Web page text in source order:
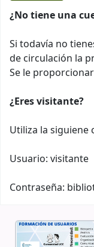
¿No tiene una
Si todavía no
de circulación la
Se le
¿Eres visitante?
Utiliza la siguiene
Usuario: visitante
Contraseña: